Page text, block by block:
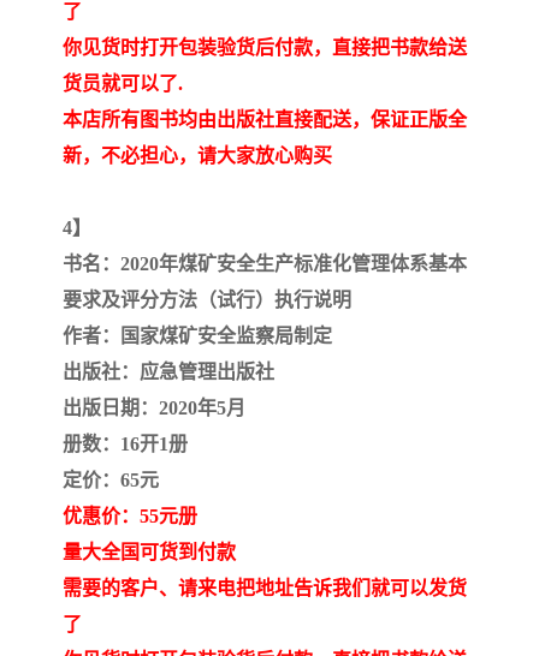
了
你见货时打开包装验货后付款，直接把书款给送
货员就可以了.
本店所有图书均由出版社直接配送，保证正版全
新，不必担心，请大家放心购买
4】
书名：2020年煤矿安全生产标准化管理体系基本
要求及评分方法（试行）执行说明
作者：国家煤矿安全监察局制定
出版社：应急管理出版社
出版日期：2020年5月
册数：16开1册
定价：65元
优惠价：55元册
量大全国可货到付款
需要的客户、请来电把地址告诉我们就可以发货
了